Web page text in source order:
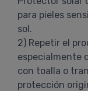
para pieles
sol.
2) Repetir el
especialmente
con toalla o
protección